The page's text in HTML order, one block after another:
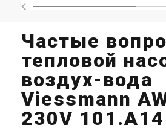
Частые
тепловой
воздух-вода
Viessmann
230V 101.A14